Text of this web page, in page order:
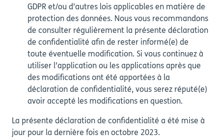
GDPR et/ou d’autres lois applicables en matière de
protection des données. Nous vous recommandons
de consulter régulièrement la présente déclaration
de confidentialité afin de rester informé(e) de
toute éventuelle modification. Si vous continuez à
utiliser l’application ou les applications après que
des modifications ont été apportées à la
déclaration de confidentialité, vous serez réputé(e)
avoir accepté les modifications en question.
La présente déclaration de confidentialité a été mise à
jour pour la dernière fois en octobre 2023.